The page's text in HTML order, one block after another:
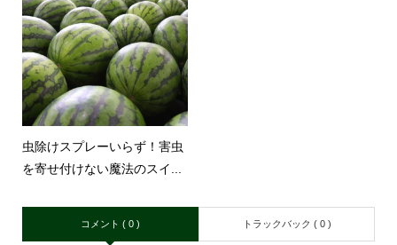
虫除けスプレーいらず！害虫
を寄せ付けない魔法のスイ...
コメント ( 0 ) トラックバック ( 0 )